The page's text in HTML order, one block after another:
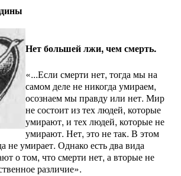
Нет большей лжи, чем смерть.
«...Если смерти нет, тогда мы на
самом деле не никогда умираем,
осознаем мы правду или нет. Мир
не состоит из тех людей, которые
умирают, и тех людей, которые не
умирают. Нет, это не так. В этом
не умирает. Однако есть два вида
о том, что смерти нет, а вторые не
различие».